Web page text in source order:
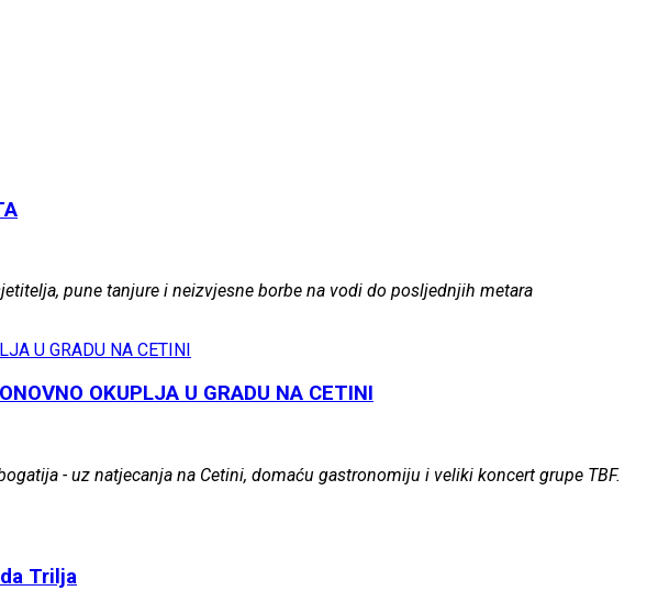
pune tanjure i neizvjesne borbe na vodi do posljednjih metara
OKUPLJA U GRADU NA CETINI
- uz natjecanja na Cetini, domaću gastronomiju i veliki koncert grupe TBF.
Trilja